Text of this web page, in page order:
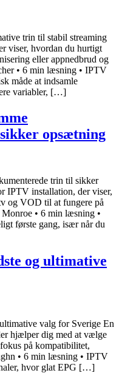
trin til stabil streaming
viser, hvordan du hurtigt
eller appnedbrud og
• 6 min læsning • IPTV
måde at indsamle
variabler, […]
opsætning
trin til sikker
IPTV installation, der viser,
og VOD til at fungere på
• 6 min læsning •
første gang, især når du
og ultimative
valg for Sverige En
hjælper dig med at vælge
på kompatibilitet,
• 6 min læsning • IPTV
hvor glat EPG […]